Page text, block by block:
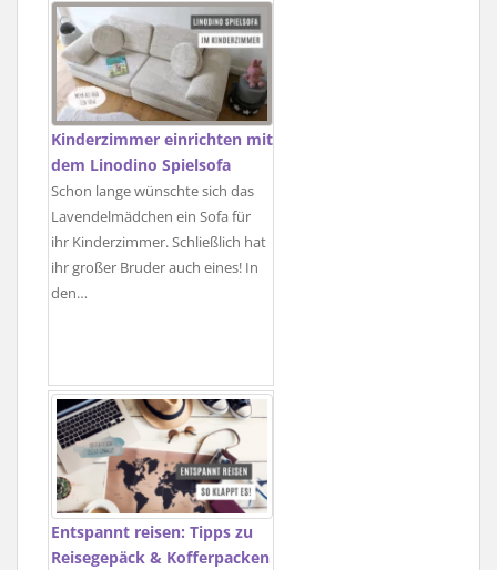
Kinderzimmer einrichten mit
dem Linodino Spielsofa
Schon lange wünschte sich das
Lavendelmädchen ein Sofa für
ihr Kinderzimmer. Schließlich hat
ihr großer Bruder auch eines! In
den…
Entspannt reisen: Tipps zu
Reisegepäck & Kofferpacken